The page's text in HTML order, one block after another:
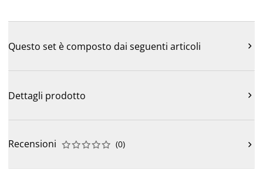
Questo set è composto dai seguenti articoli 
Dettagli prodotto 
Recensioni 




 (0) 